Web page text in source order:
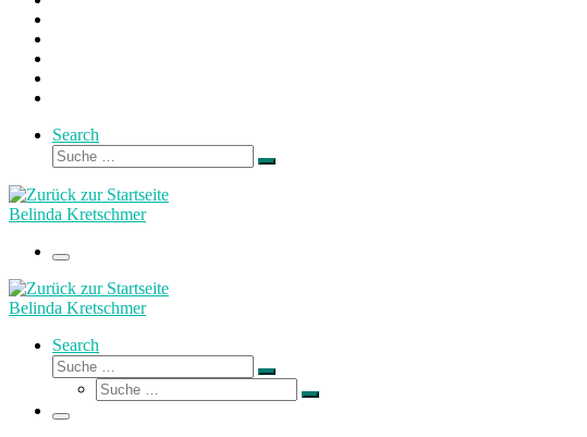
Search
Suche
Suche
Belinda Kretschmer
Menü
Belinda Kretschmer
Search
Suche
Suche
Suche
Suche
Menü